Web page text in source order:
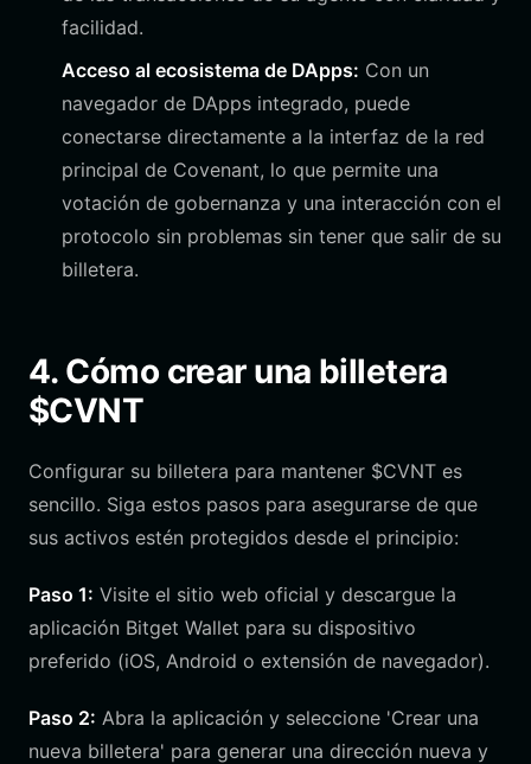
facilidad.
Acceso al ecosistema de DApps: Con un
navegador de DApps integrado, puede
conectarse directamente a la interfaz de la red
principal de Covenant, lo que permite una
votación de gobernanza y una interacción con el
protocolo sin problemas sin tener que salir de su
billetera.
4. Cómo crear una billetera
$CVNT
Configurar su billetera para mantener $CVNT es
sencillo. Siga estos pasos para asegurarse de que
sus activos estén protegidos desde el principio:
Paso 1: Visite el sitio web oficial y descargue la
aplicación Bitget Wallet para su dispositivo
preferido (iOS, Android o extensión de navegador).
Paso 2: Abra la aplicación y seleccione 'Crear una
nueva billetera' para generar una dirección nueva y